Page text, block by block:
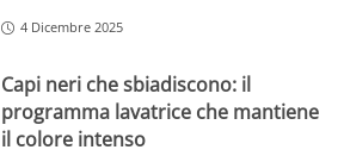
4 Dicembre 2025
Capi neri che sbiadiscono: il
programma lavatrice che mantiene
il colore intenso